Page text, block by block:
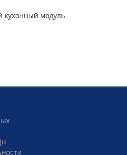
кухонный модуль